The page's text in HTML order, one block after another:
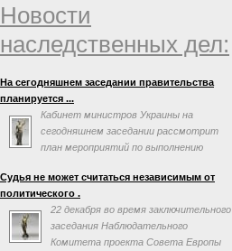
Новости
наследственных дел:
На сегодняшнем заседании правительства
планируется ...
Кабинет министров Украины на
сегодняшнем заседании рассмотрит
план мероприятий по выполнению
Евросоюзом. Об этом говорится в повестке дня
заседания на сайте правительства.
Судья не может считаться независимым от
политического .
22 декабря во время заключительного
заседания Наблюдательного
Комитета проекта Совета Европы